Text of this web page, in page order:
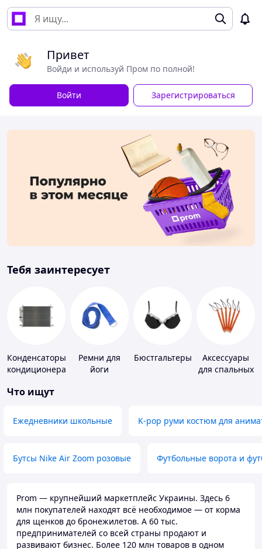
Привет
Войди и используй Пром по полной!
Войти Зарегистрироваться
Тебя заинтересует
Конденсаторы
кондиционера
Ремни для
йоги
Бюстгальтеры
Аксессуары
для спальных
Что ищут
Ежедневники школьные K-pop руми костюм для
Бутсы Nike Air Zoom розовые Футбольные ворота и
Prom — крупнейший маркетплейс Украины. Здесь 6
млн покупателей находят всё необходимое — от корма
для щенков до бронежилетов. А 60 тыс.
предпринимателей со всей страны продают и
развивают бизнес. Более 120 млн товаров в одном